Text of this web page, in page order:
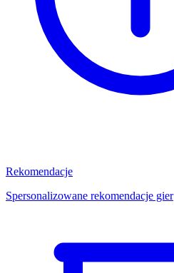
Rekomendacje
Spersonalizowane rekomendacje gier